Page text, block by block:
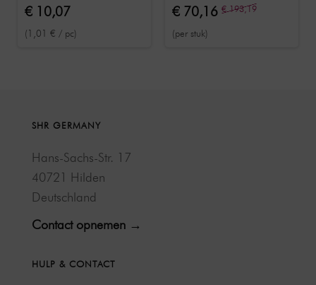
€ 10,07
(1,01 € / pc)
€ 70,16 € 193,19
(per stuk)
SHR GERMANY
Hans-Sachs-Str. 17
40721 Hilden
Deutschland
Contact opnemen →
HULP & CONTACT